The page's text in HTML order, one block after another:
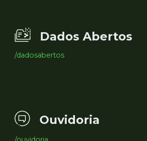
Dados Abertos
/dadosabertos
Ouvidoria